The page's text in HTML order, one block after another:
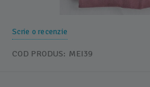
Scrie o recenzie
COD PRODUS: MEI39